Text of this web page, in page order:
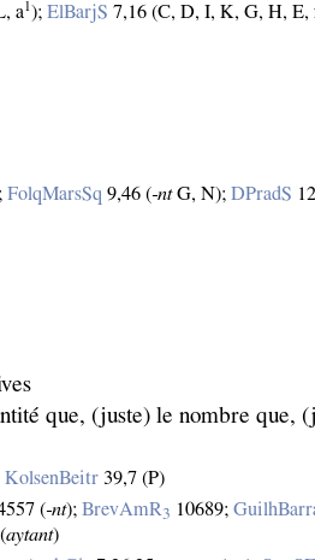
a1);ElBarjS 7,16 (C, D, I, K, G, H,
FolqMarsSq 9,46 (‑ntG, N);DPradS
que, (juste) le nombre que,
KolsenBeitr 39,7 (P)
(‑nt);BrevAmR3 10689;
aytant)